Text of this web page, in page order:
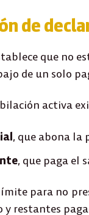
de
que no
de un solo
activa
, que abona la
, que paga el
para no
y restantes